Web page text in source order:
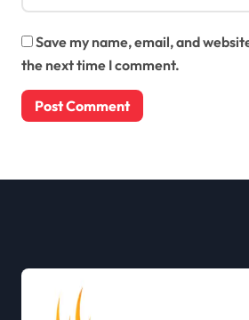
Save my name, email, and
the next time I comment.